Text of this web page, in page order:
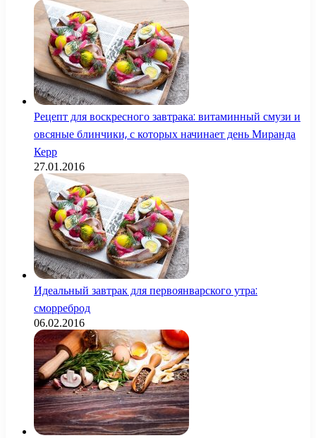
Рецепт для воскресного завтрака: витаминный смузи и
овсяные блинчики, с которых начинает день Миранда
Керр
27.01.2016
Идеальный завтрак для первоянварского утра:
сморреброд
06.02.2016